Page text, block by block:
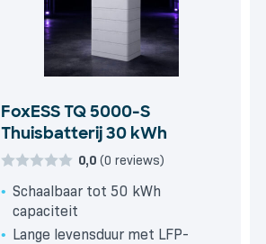
FoxESS TQ 5000-S
Thuisbatterij 30 kWh
0,0 (0 reviews)
Schaalbaar tot 50 kWh
capaciteit
Lange levensduur met LFP-